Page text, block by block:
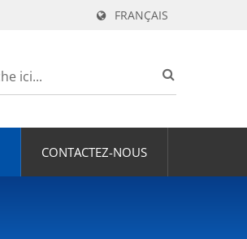
FRANÇAIS
CONTACTEZ-NOUS